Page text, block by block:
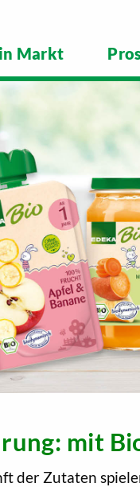
Markt
mit
der Zutaten